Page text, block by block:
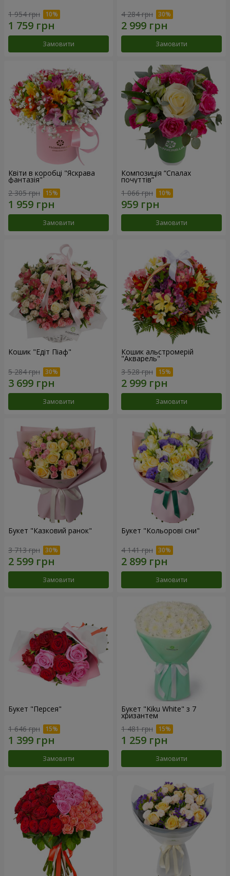
1 954 грн
Замовити
4 284 грн
Замовити
Квіти в коробці "Яскрава
фантазія"
2 305 грн
Замовити
Композиція “Спалах
почуттів”
1 066 грн
Замовити
Кошик "Едіт Піаф"
5 284 грн
Замовити
Кошик альстромерій
"Акварель"
3 528 грн
Замовити
Букет "Казковий ранок"
3 713 грн
Замовити
Букет "Кольорові сни"
4 141 грн
Замовити
Букет "Персея"
1 646 грн
Замовити
Букет "Kiku White" з 7
хризантем
1 481 грн
Замовити